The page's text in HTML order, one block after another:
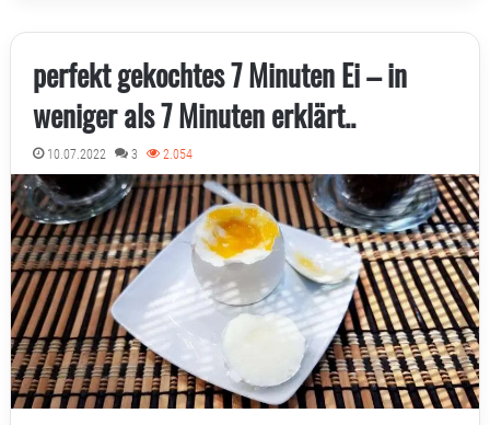
perfekt gekochtes 7 Minuten Ei – in
weniger als 7 Minuten erklärt..
10.07.2022 3 2.054